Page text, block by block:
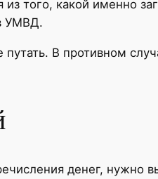
из того, какой именно
УМВД.
В противном
денег, нужно